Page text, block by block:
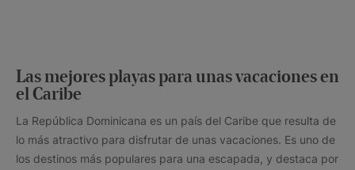
Las mejores playas para unas vacaciones en
el Caribe
La República Dominicana es un país del Caribe que resulta de
lo más atractivo para disfrutar de unas vacaciones. Es uno de
los destinos más populares para una escapada, y destaca por